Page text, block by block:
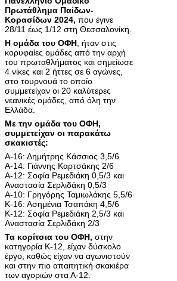
Πρωτάθλημα Παίδων-
Κορασίδων 2024, που έγινε
28/11 έως 1/12 στη Θεσσαλονίκη.
Η ομάδα του ΟΦΗ , ήταν στις
κορυφαίες ομάδες από την αρχή
του πρωταθλήματος και σημείωσε
4 νίκες και 2 ήττες σε 6 αγώνες,
στο τουρνουά το οποίο
συμμετείχαν οι 20 καλύτερες
νεανικές ομάδες, από όλη την
Ελλάδα.
Με την ομάδα του ΟΦΗ,
συμμετείχαν οι παρακάτω
σκακιστές:
Α-16: Δημήτρης Κάσσιος 3,5/6
Α-14: Γιάννης Καρτσάκης 2/6
Α-12: Σοφία Ρεμεδιάκη 0,5/3 και
Αναστασία Σερλιδάκη 0,5/3
Α-10: Γρηγόρης Ταμιωλάκης 5,5/6
Κ-16: Ασημένια Τσαπάκη 4,5/6
K-12: Σοφία Ρεμεδιάκη 2,5/3 και
Αναστασία Σερλιδάκη 2/3
Τα κορίτσια του ΟΦΗ, στην
κατηγορία Κ-12, είχαν δύσκολο
έργο, καθώς είχαν να αγωνιστούν
και στην πιο απαιτητική σκακιέρα
των αγοριών στα Α-12.